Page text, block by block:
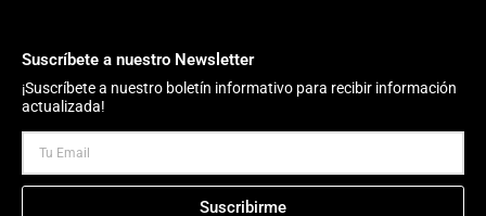
Suscríbete a nuestro Newsletter
¡Suscríbete a nuestro boletín informativo para recibir información
actualizada!
Suscribirme